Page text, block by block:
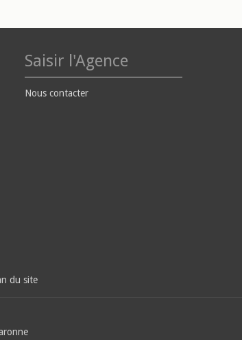
Saisir l'Agence
Nous contacter
du site